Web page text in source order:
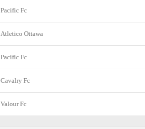
Pacific Fc
Atletico Ottawa
Pacific Fc
Cavalry Fc
Valour Fc